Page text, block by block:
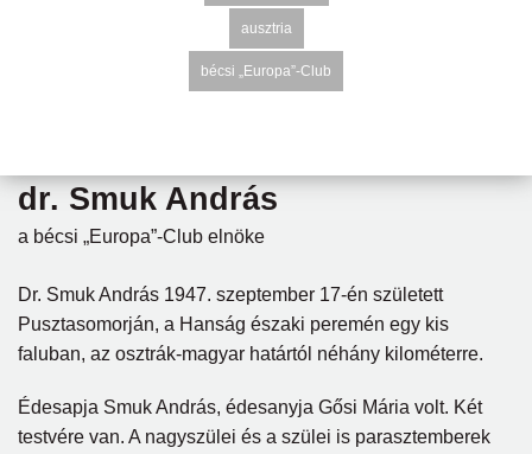
ausztria
bécsi „Europa”-Club
dr. Smuk András
a bécsi „Europa”-Club elnöke
Dr. Smuk András 1947. szeptember 17-én született
Pusztasomorján, a Hanság északi peremén egy kis
faluban, az osztrák-magyar határtól néhány kilométerre.
Édesapja Smuk András, édesanyja Gősi Mária volt. Két
testvére van. A nagyszülei és a szülei is parasztemberek